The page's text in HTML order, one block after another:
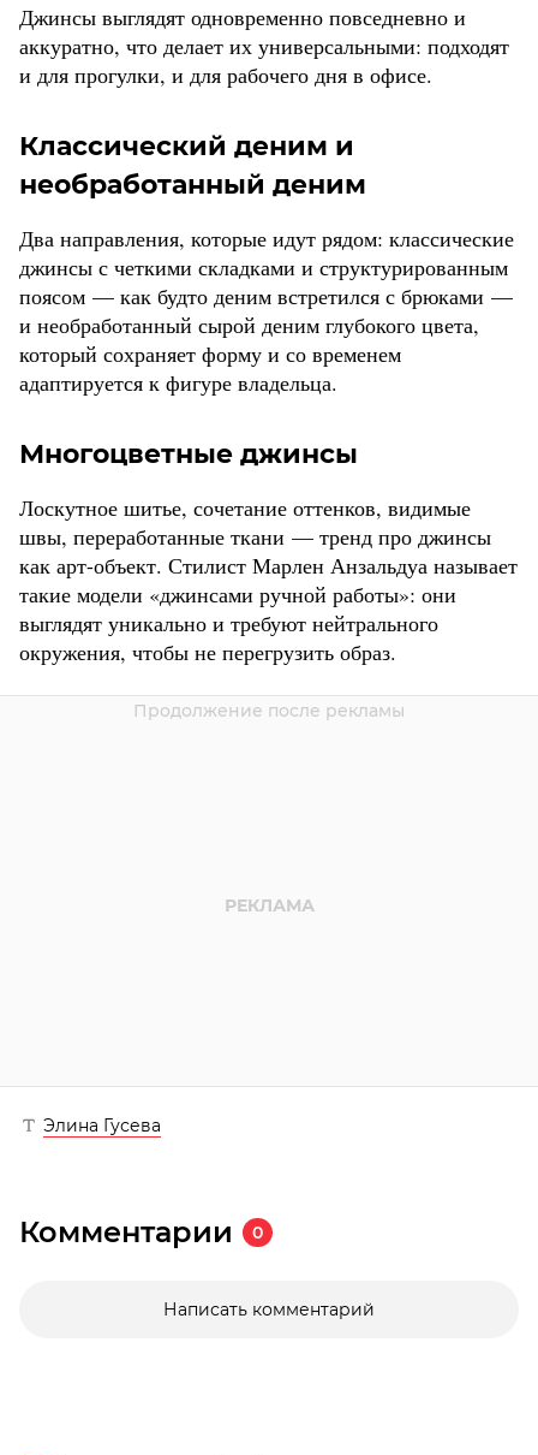
Джинсы выглядят одновременно повседневно и
аккуратно, что делает их универсальными: подходят
и для прогулки, и для рабочего дня в офисе.
Классический деним и
необработанный деним
Два направления, которые идут рядом: классические
джинсы с четкими складками и структурированным
поясом — как будто деним встретился с брюками —
и необработанный сырой деним глубокого цвета,
который сохраняет форму и со временем
адаптируется к фигуре владельца.
Многоцветные джинсы
Лоскутное шитье, сочетание оттенков, видимые
швы, переработанные ткани — тренд про джинсы
как арт-объект. Стилист Марлен Анзальдуа называет
такие модели «джинсами ручной работы»: они
выглядят уникально и требуют нейтрального
окружения, чтобы не перегрузить образ.
Элина Гусева
Комментарии 0
Написать комментарий